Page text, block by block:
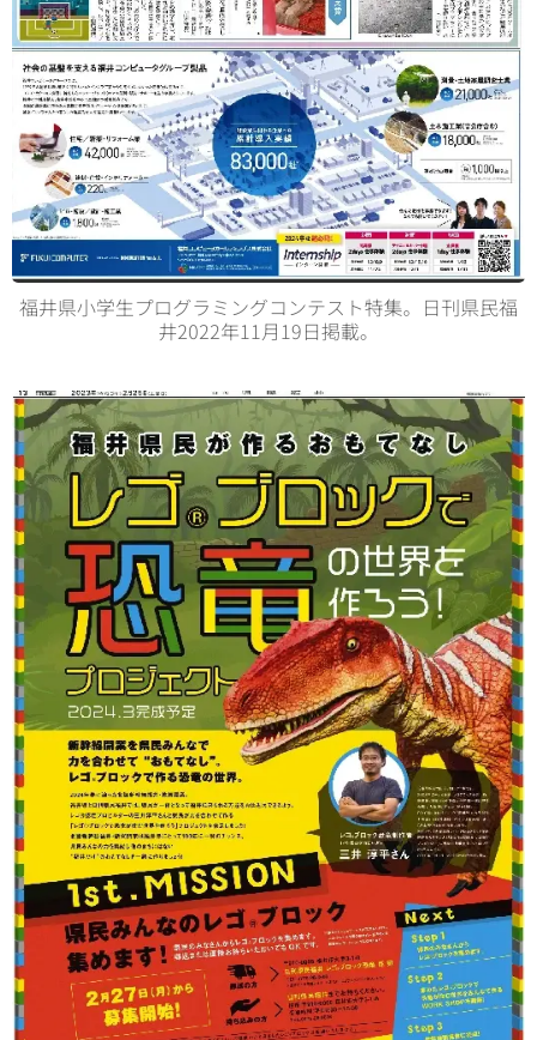
福井県小学生プログラミングコンテスト特集。日刊県民福
井2022年11月19日掲載。